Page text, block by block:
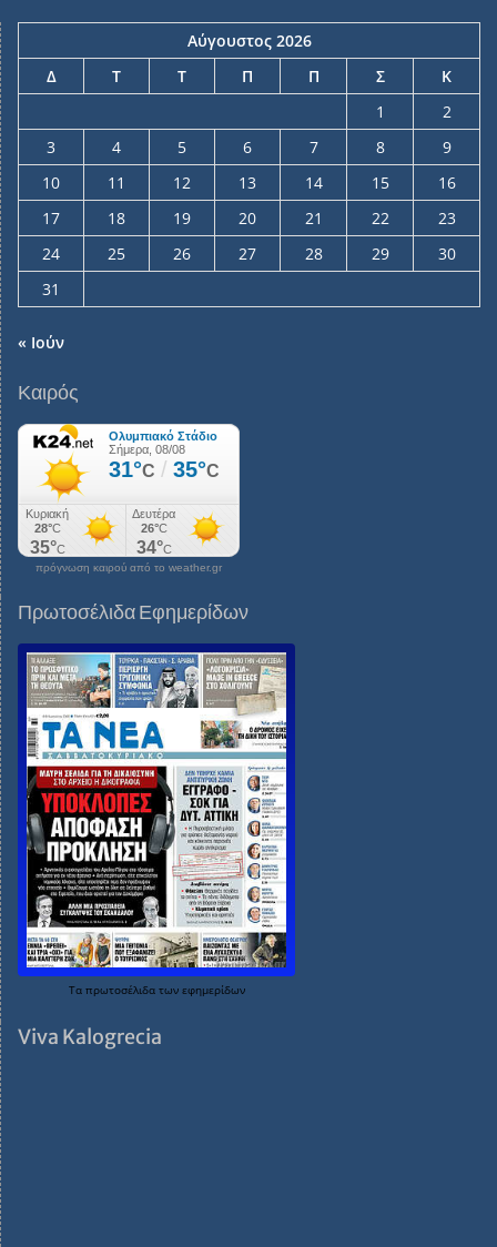
Αύγουστος 2026
Δ
Τ Τ Π Π Σ
Κ
1
2
3
4 5 6 7 8
9
10
11 12 13 14 15
16
17
18 19 20 21 22
23
24
25 26 27 28 29
30
31
« Ιούν
Καιρός
πρόγνωση καιρού από το weather.gr
Πρωτοσέλιδα Εφημερίδων
Τα πρωτοσέλιδα των εφημερίδων
Viva Kalogrecia